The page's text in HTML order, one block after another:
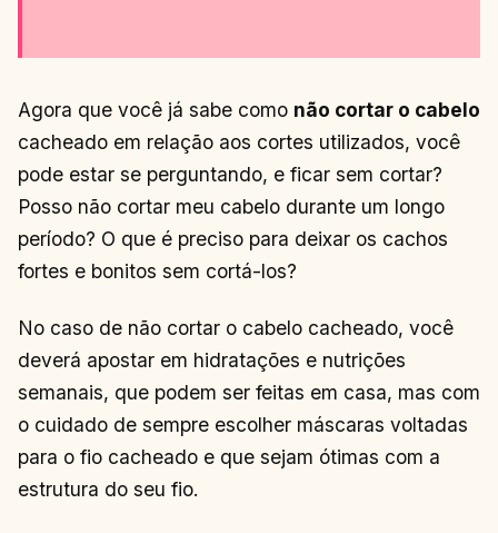
Agora que você já sabe como não cortar o cabelo
cacheado em relação aos cortes utilizados, você
pode estar se perguntando, e ficar sem cortar?
Posso não cortar meu cabelo durante um longo
período? O que é preciso para deixar os cachos
fortes e bonitos sem cortá-los?
No caso de não cortar o cabelo cacheado, você
deverá apostar em hidratações e nutrições
semanais, que podem ser feitas em casa, mas com
o cuidado de sempre escolher máscaras voltadas
para o fio cacheado e que sejam ótimas com a
estrutura do seu fio.